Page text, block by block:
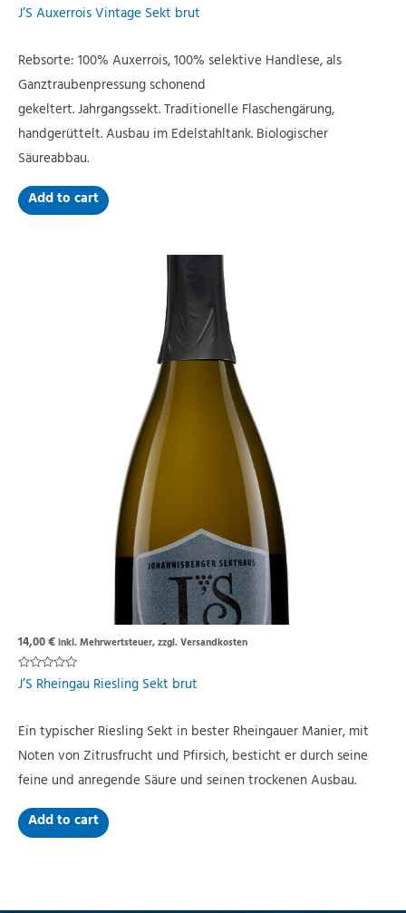
Rated
0
J’S Auxerrois Vintage Sekt brut
Rebsorte: 100% Auxerrois, 100% selektive Handlese, als
Ganztraubenpressung schonend
gekeltert. Jahrgangssekt. Traditionelle Flaschengärung,
handgerüttelt. Ausbau im Edelstahltank. Biologischer
Säureabbau.
Add to cart
14,00€inkl. Mehrwertsteuer, zzgl. Versandkosten
Rated
0
J’S Rheingau Riesling Sekt brut
Ein typischer Riesling Sekt in bester Rheingauer Manier, mit
Noten von Zitrusfrucht und Pfirsich, besticht er durch seine
feine und anregende Säure und seinen trockenen Ausbau.
Add to cart